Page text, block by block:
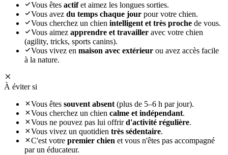
Vous êtes actifet aimez les longues sorties.
Vous avez du temps chaque jour pour votre chien.
Vous cherchez un chien intelligent et très proche de vous.
Vous aimez apprendre et travailler avec votre chien
(agility, tricks, sports canins).
Vous vivez en maison avec extérieur ou avez accès facile
à la nature.
À éviter si
Vous êtes souvent absent(plus de 5–6 h par jour).
Vous cherchez un chien calme et indépendant.
Vous ne pouvez pas lui offrird'activité régulière.
Vous vivez un quotidien très sédentaire.
C'est votre premier chien et vous n'êtes pas accompagné
par un éducateur.